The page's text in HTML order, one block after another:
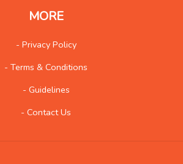
MORE
- Privacy Policy
- Terms & Conditions
- Guidelines
- Contact Us